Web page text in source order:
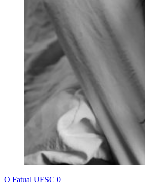
O Fatual UFSC 0